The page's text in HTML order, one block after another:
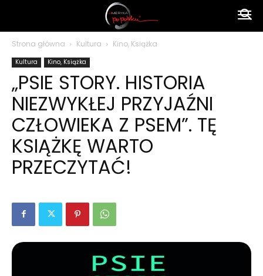
polsku
Strona główna Kultura Kino, Książka
Kultura Kino, Książka
„PSIE STORY. HISTORIA
NIEZWYKŁEJ PRZYJAŹNI
CZŁOWIEKA Z PSEM”. TĘ
KSIĄŻKĘ WARTO
PRZECZYTAĆ!